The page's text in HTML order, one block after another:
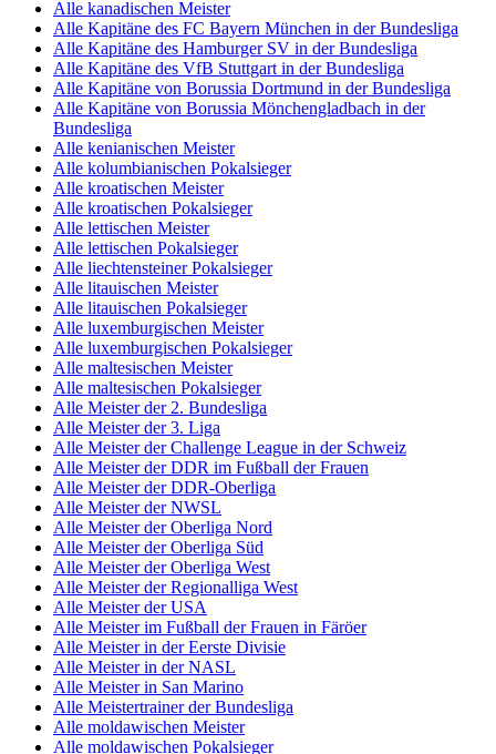
Alle kanadischen Meister
Alle Kapitäne des FC Bayern München in der Bundesliga
Alle Kapitäne des Hamburger SV in der Bundesliga
Alle Kapitäne des VfB Stuttgart in der Bundesliga
Alle Kapitäne von Borussia Dortmund in der Bundesliga
Alle Kapitäne von Borussia Mönchengladbach in der
Bundesliga
Alle kenianischen Meister
Alle kolumbianischen Pokalsieger
Alle kroatischen Meister
Alle kroatischen Pokalsieger
Alle lettischen Meister
Alle lettischen Pokalsieger
Alle liechtensteiner Pokalsieger
Alle litauischen Meister
Alle litauischen Pokalsieger
Alle luxemburgischen Meister
Alle luxemburgischen Pokalsieger
Alle maltesischen Meister
Alle maltesischen Pokalsieger
Alle Meister der 2. Bundesliga
Alle Meister der 3. Liga
Alle Meister der Challenge League in der Schweiz
Alle Meister der DDR im Fußball der Frauen
Alle Meister der DDR-Oberliga
Alle Meister der NWSL
Alle Meister der Oberliga Nord
Alle Meister der Oberliga Süd
Alle Meister der Oberliga West
Alle Meister der Regionalliga West
Alle Meister der USA
Alle Meister im Fußball der Frauen in Färöer
Alle Meister in der Eerste Divisie
Alle Meister in der NASL
Alle Meister in San Marino
Alle Meistertrainer der Bundesliga
Alle moldawischen Meister
Alle moldawischen Pokalsieger